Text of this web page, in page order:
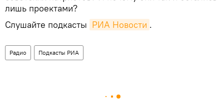
лишь проектами?
Слушайте подкасты РИА Новости .
Радио Подкасты РИА